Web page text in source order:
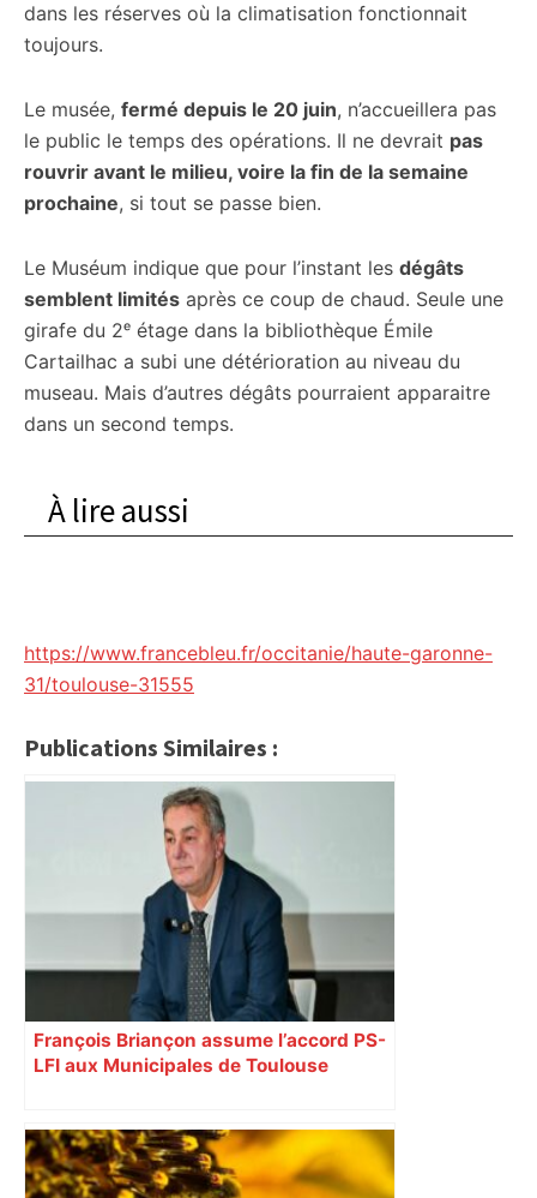
dans les réserves où la climatisation fonctionnait
toujours.
Le musée, fermé depuis le 20 juin, n’accueillera pas
le public le temps des opérations. Il ne devrait pas
rouvrir avant le milieu, voire la fin de la semaine
prochaine, si tout se passe bien.
Le Muséum indique que pour l’instant les dégâts
semblent limités après ce coup de chaud. Seule une
girafe du 2ᵉ étage dans la bibliothèque Émile
Cartailhac a subi une détérioration au niveau du
museau. Mais d’autres dégâts pourraient apparaitre
dans un second temps.
À lire aussi
https://www.francebleu.fr/occitanie/haute-garonne-
31/toulouse-31555
Publications Similaires :
François Briançon assume l’accord PS-
LFI aux Municipales de Toulouse